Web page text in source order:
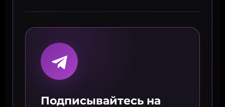
Подписывайтесь на